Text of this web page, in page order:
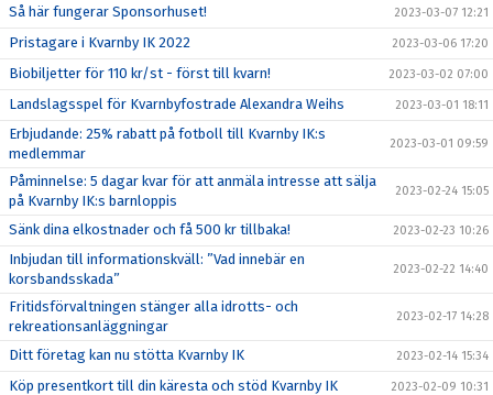
Så här fungerar Sponsorhuset! 2023-03-07 12:21
Pristagare i Kvarnby IK 2022 2023-03-06 17:20
Biobiljetter för 110 kr/st - först till kvarn! 2023-03-02 07:00
Landslagsspel för Kvarnbyfostrade Alexandra Weihs 2023-03-01 18:11
Erbjudande: 25% rabatt på fotboll till Kvarnby IK:s
medlemmar
2023-03-01 09:59
Påminnelse: 5 dagar kvar för att anmäla intresse att sälja
på Kvarnby IK:s barnloppis
2023-02-24 15:05
Sänk dina elkostnader och få 500 kr tillbaka! 2023-02-23 10:26
Inbjudan till informationskväll: ”Vad innebär en
korsbandsskada”
2023-02-22 14:40
Fritidsförvaltningen stänger alla idrotts- och
rekreationsanläggningar
2023-02-17 14:28
Ditt företag kan nu stötta Kvarnby IK 2023-02-14 15:34
Köp presentkort till din käresta och stöd Kvarnby IK 2023-02-09 10:31